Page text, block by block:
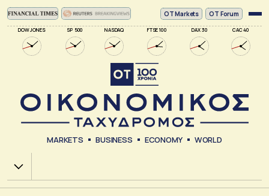
DOW JONES SP 500 NASDAQ FTSE 100 DAX 30 CAC 40
ΟΤ Markets OT Forum
MARKETS BUSINESS ECONOMY WORLD
Χ.Α.